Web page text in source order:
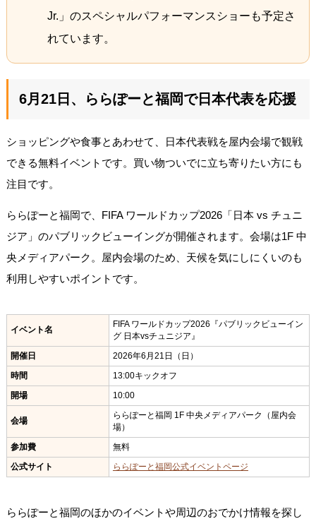
Jr.」のスペシャルパフォーマンスショーも予定さ
れています。
6月21日、ららぽーと福岡で日本代表を応援
ショッピングや食事とあわせて、日本代表戦を屋内会場で観戦
できる無料イベントです。買い物ついでに立ち寄りたい方にも
注目です。
ららぽーと福岡で、FIFA ワールドカップ2026「日本 vs チュニ
ジア」のパブリックビューイングが開催されます。会場は1F 中
央メディアパーク。屋内会場のため、天候を気にしにくいのも
利用しやすいポイントです。
イベント名
FIFA ワールドカップ2026『パブリックビューイン
グ 日本vsチュニジア』
開催日
2026年6月21日（日）
時間
13:00キックオフ
開場
10:00
会場
ららぽーと福岡 1F 中央メディアパーク（屋内会
場）
参加費
無料
公式サイト
ららぽーと福岡公式イベントページ
ららぽーと福岡のほかのイベントや周辺のおでかけ情報を探し